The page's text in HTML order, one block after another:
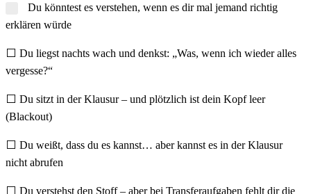
Du könntest es verstehen, wenn es dir mal jemand richtig
erklären würde
⬜ Du liegst nachts wach und denkst: „Was, wenn ich wieder alles
vergesse?“
⬜ Du sitzt in der Klausur – und plötzlich ist dein Kopf leer
(Blackout)
⬜ Du weißt, dass du es kannst… aber kannst es in der Klausur
nicht abrufen
⬜ Du verstehst den Stoff – aber bei Transferaufgaben fehlt dir die